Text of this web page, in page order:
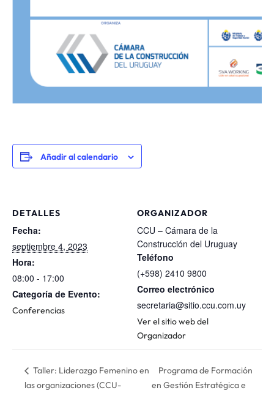
Añadir al calendario
DETALLES
Fecha:
septiembre 4, 2023
Hora:
08:00 - 17:00
Categoría de Evento:
Conferencias
ORGANIZADOR
CCU – Cámara de la
Construcción del Uruguay
Teléfono
(+598) 2410 9800
Correo electrónico
secretaria@sitio.ccu.com.uy
Ver el sitio web del
Organizador
Taller: Liderazgo Femenino en
las organizaciones (CCU-
Programa de Formación
en Gestión Estratégica e